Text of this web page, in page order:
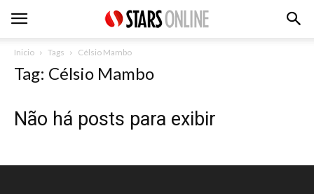
Inicio Tags Célsio Mambo
Tag: Célsio Mambo
Não há posts para exibir